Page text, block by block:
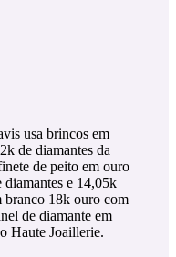
usa brincos em
de diamantes da
de peito em ouro
e 14,05k
branco 18k ouro com
de diamante em
Haute Joaillerie.